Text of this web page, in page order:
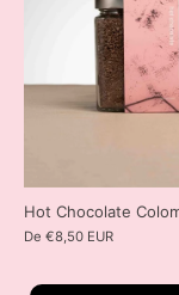
Hot Chocolate
De €8,50 EUR